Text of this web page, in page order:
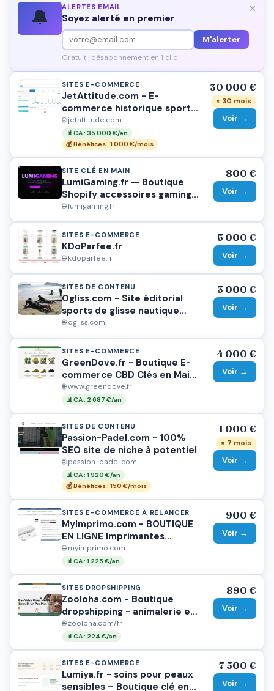
🔔 ALERTES EMAIL
Soyez alerté en premier
M'alerter
Gratuit · désabonnement en 1 clic
×
SITES E-COMMERCE
JetAttitude.com - E-
commerce historique sports
nautiques (créé en 2004)
🌐 jetattitude.com
📊 CA : 35 000 €/an
💰 Bénéfices : 1 000 €/mois
30 000 €
× 30 mois
Voir →
SITE CLÉ EN MAIN
LumiGaming.fr — Boutique
Shopify accessoires gaming
RGB + compte TikTok (596
abonnés, vidéo à 679K vues)
🌐 lumigaming.fr
800 €
Voir →
SITES E-COMMERCE
KDoParfee.fr
🌐 kdoparfee.fr
5 000 €
Voir →
SITES DE CONTENU
Ogliss.com - Site éditorial
sports de glisse nautique
(surf, paddle, foil, wing, kite)
— positions Google acquises,
potentiel à activer
🌐 ogliss.com
3 000 €
Voir →
SITES E-COMMERCE
GreenDove.fr - Boutique E-
commerce CBD Clés en Main
- Fort trafic et gros potentiel
de croissance
🌐 www.greendove.fr
📊 CA : 2 687 €/an
4 000 €
Voir →
SITES DE CONTENU
Passion-Padel.com - 100%
SEO site de niche à potentiel
🌐 passion-padel.com
📊 CA : 1 920 €/an
💰 Bénéfices : 150 €/mois
1 000 €
× 7 mois
Voir →
SITES E-COMMERCE À RELANCER
MyImprimo.com - BOUTIQUE
EN LIGNE Imprimantes
thermiques - 1225€ CA en 3
mois
🌐 myimprimo.com
📊 CA : 1 225 €/an
900 €
Voir →
SITES DROPSHIPPING
Zooloha.com - Boutique
dropshipping - animalerie en
ligne
🌐 zooloha.com/fr
📊 CA : 224 €/an
890 €
Voir →
SITES E-COMMERCE
Lumiya.fr - soins pour peaux
sensibles – Boutique clé en
7 500 €
Voir →